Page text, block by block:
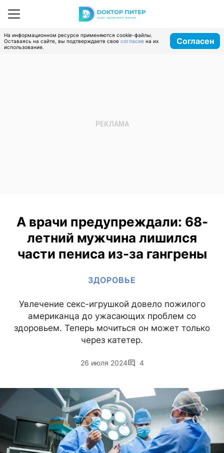
На информационном ресурсе применяются cookie-файлы.
Оставаясь на сайте, вы подтверждаете свое согласие на их
использование.
Согласен
А врачи предупреждали: 68-
летний мужчина лишился
части пениса из-за гангрены
ЗДОРОВЬЕ
Увлечение секс-игрушкой довело пожилого
американца до ужасающих проблем со
здоровьем. Теперь мочиться он может только
через катетер.
26 июля 2024 4